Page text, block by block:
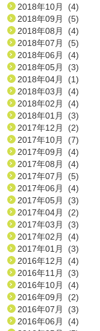
2018年10月 (4)
2018年09月 (5)
2018年08月 (4)
2018年07月 (5)
2018年06月 (4)
2018年05月 (3)
2018年04月 (1)
2018年03月 (4)
2018年02月 (4)
2018年01月 (3)
2017年12月 (2)
2017年10月 (7)
2017年09月 (4)
2017年08月 (4)
2017年07月 (5)
2017年06月 (4)
2017年05月 (3)
2017年04月 (2)
2017年03月 (3)
2017年02月 (4)
2017年01月 (3)
2016年12月 (4)
2016年11月 (3)
2016年10月 (4)
2016年09月 (2)
2016年07月 (3)
2016年06月 (4)